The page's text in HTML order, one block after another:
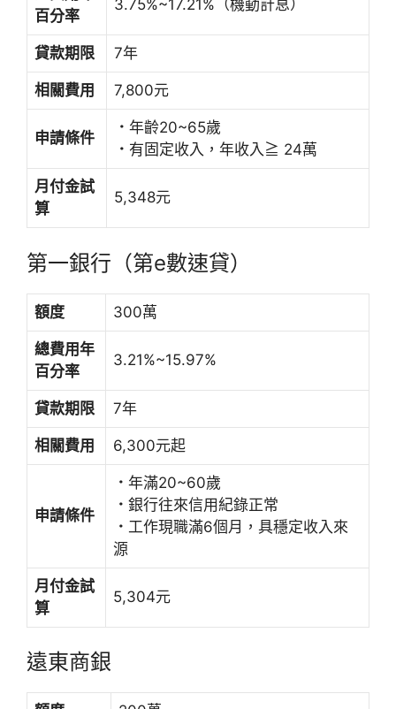
百分率
3.75%~17.21%（機動計息）
貸款期限 7年
相關費用 7,800元
申請條件
． 年齡20~65歲
． 有固定收入，年收入≧ 24萬
月付金試
算
5,348元
第一銀行（第e數速貸）
額度 300萬
總費用年
百分率
3.21%~15.97%
貸款期限 7年
相關費用 6,300元起
申請條件
． 年滿20~60歲
． 銀行往來信用紀錄正常
． 工作現職滿6個月，具穩定收入來
源
月付金試
算
5,304元
遠東商銀